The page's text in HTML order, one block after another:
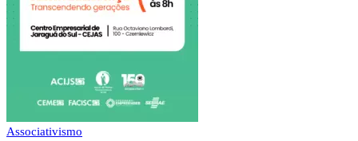
Associativismo